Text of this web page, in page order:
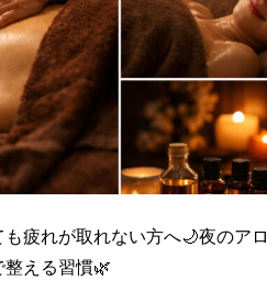
も疲れが取れない方へ🌙夜のアロ
整える習慣🌿‬